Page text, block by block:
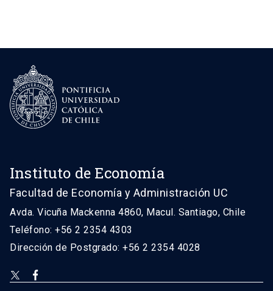
Instituto de Economía
Facultad de Economía y Administración UC
Avda. Vicuña Mackenna 4860, Macul. Santiago, Chile
Teléfono: +56 2 2354 4303
Dirección de Postgrado: +56 2 2354 4028